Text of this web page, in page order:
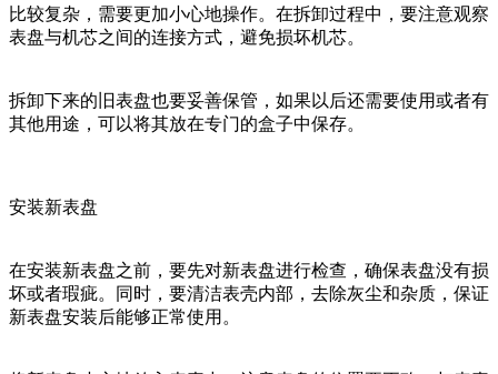
比较复杂，需要更加小心地操作。在拆卸过程中，要注意观察
表盘与机芯之间的连接方式，避免损坏机芯。
拆卸下来的旧表盘也要妥善保管，如果以后还需要使用或者有
其他用途，可以将其放在专门的盒子中保存。
安装新表盘
在安装新表盘之前，要先对新表盘进行检查，确保表盘没有损
坏或者瑕疵。同时，要清洁表壳内部，去除灰尘和杂质，保证
新表盘安装后能够正常使用。